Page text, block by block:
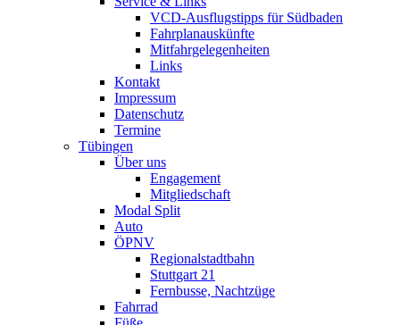
VCD-Ausflugstipps für Südbaden
Fahrplanauskünfte
Mitfahrgelegenheiten
Links
Kontakt
Impressum
Datenschutz
Termine
Tübingen
Über uns
Engagement
Mitgliedschaft
Modal Split
Auto
ÖPNV
Regionalstadtbahn
Stuttgart 21
Fernbusse, Nachtzüge
Fahrrad